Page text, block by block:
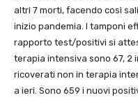
altri 7 morti, facendo così
inizio pandemia. I tamponi
rapporto test/positivi si
terapia intensiva sono 67, 2
ricoverati non in terapia
a ieri. Sono 659 i nuovi